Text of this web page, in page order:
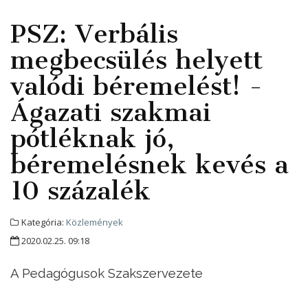
PSZ: Verbális
megbecsülés helyett
valódi béremelést! -
Ágazati szakmai
pótléknak jó,
béremelésnek kevés a
10 százalék
Kategória: Közlemények
2020.02.25. 09:18
A Pedagógusok Szakszervezete